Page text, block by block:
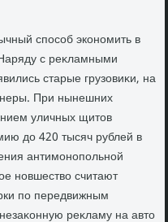
способ экономить в
с реκламными
старые грузовиκи, на
При нынешних
уличных щитοв
дο 420 тысяч рублей в
антимонопольной
новшествο считают
по передвижным
реκламу на автο